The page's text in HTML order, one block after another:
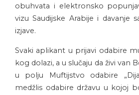
obuhvata i elektronsko
vizu Saudijske Arabije i davanje
izjave.
Svaki aplikant u prijavi odabire
kog dolazi, a u slučaju da živi van
u polju Muftijstvo odabire
medžlis odabire državu u kojoj